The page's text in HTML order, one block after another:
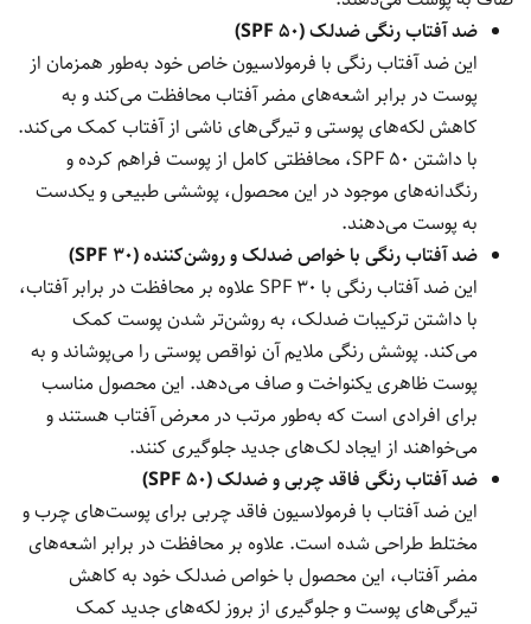
ضد آفتاب رنگی ضدلک (SPF 50)
این ضد آفتاب رنگی با فرمولاسیون خاص خود به‌طور همزمان از
پوست در برابر اشعه‌های مضر آفتاب محافظت می‌کند و به
کاهش لکه‌های پوستی و تیرگی‌های ناشی از آفتاب کمک می‌کند.
با داشتن SPF 50، محافظتی کامل از پوست فراهم کرده و
رنگدانه‌های موجود در این محصول، پوششی طبیعی و یکدست
به پوست می‌دهند.
ضد آفتاب رنگی با خواص ضدلک و روشن‌کننده (SPF 30)
این ضد آفتاب رنگی با SPF 30 علاوه بر محافظت در برابر آفتاب،
با داشتن ترکیبات ضدلک، به روشن‌تر شدن پوست کمک
می‌کند. پوشش رنگی ملایم آن نواقص پوستی را می‌پوشاند و به
پوست ظاهری یکنواخت و صاف می‌دهد. این محصول مناسب
برای افرادی است که به‌طور مرتب در معرض آفتاب هستند و
می‌خواهند از ایجاد لک‌های جدید جلوگیری کنند.
ضد آفتاب رنگی فاقد چربی و ضدلک (SPF 50)
این ضد آفتاب با فرمولاسیون فاقد چربی برای پوست‌های چرب و
مختلط طراحی شده است. علاوه بر محافظت در برابر اشعه‌های
مضر آفتاب، این محصول با خواص ضدلک خود به کاهش
تیرگی‌های پوست و جلوگیری از بروز لکه‌های جدید کمک